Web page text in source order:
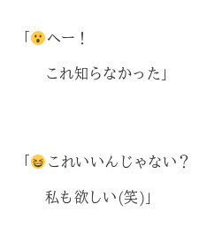
へー！
これ知らなかった」
これいいんじゃない？
私も欲しい(笑)」